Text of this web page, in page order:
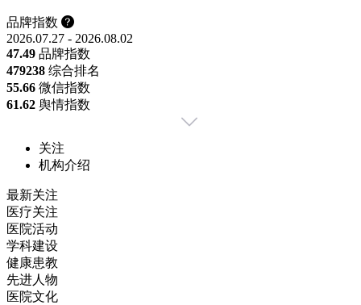
品牌指数
2026.07.27 - 2026.08.02
47.49 品牌指数
479238 综合排名
55.66 微信指数
61.62 舆情指数
关注
机构介绍
最新关注
医疗关注
医院活动
学科建设
健康患教
先进人物
医院文化